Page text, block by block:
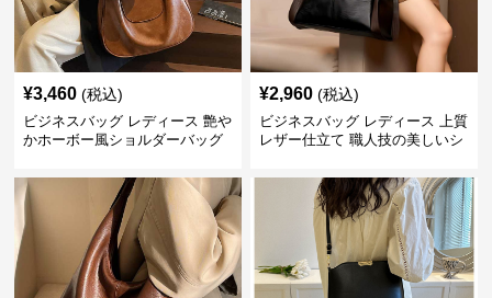
¥3,460 (税込)
ビジネスバッグ レディース 艶や
かホーボー風ショルダーバッグ
¥2,960 (税込)
ビジネスバッグ レディース 上質
レザー仕立て 職人技の美しいシ